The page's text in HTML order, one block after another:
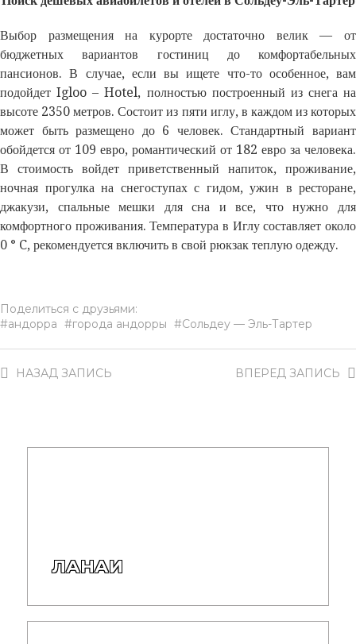
Выбор размещения на курорте достаточно велик — от
бюджетных вариантов гостиниц до комфортабельных
пансионов. В случае, если вы ищете что-то особенное, вам
подойдет Igloo – Hotel, полностью построенный из снега на
высоте 2350 метров. Состоит из пяти иглу, в каждом из которых
может быть размещено до 6 человек. Стандартный вариант
обойдется от 109 евро, романтический от 182 евро за человека.
В стоимость войдет приветственный напиток, проживание,
ночная прогулка на снегоступах с гидом, ужин в ресторане,
джакузи, спальные мешки для сна и все, что нужно для
комфортного проживания. Температура в Иглу составляет около
0 ° C, рекомендуется включить в свой рюкзак теплую одежду.
Поделиться с друзьями:
андорра
города андорры Сольдеу — Эль-Тартер
ВПЕРЕД ЗАПИСЬ
НАЗАД ЗАПИСЬ
ЛАНАИ